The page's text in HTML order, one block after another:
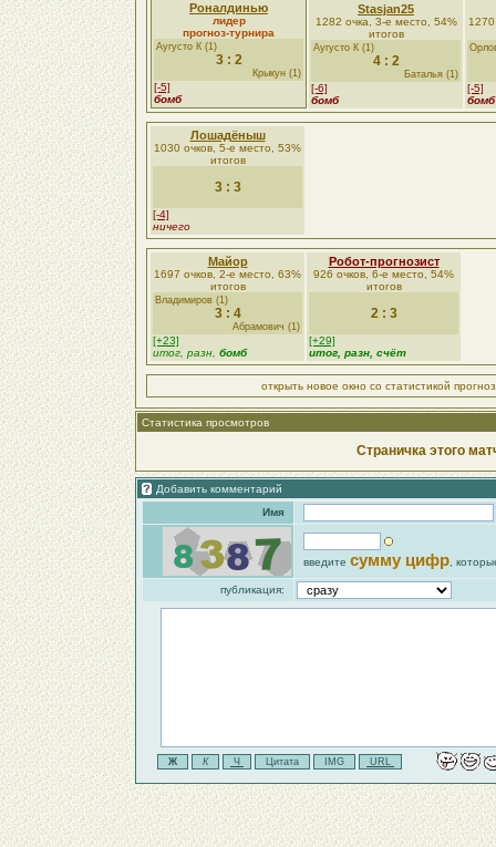
Роналдинью
лидер
прогноз-турнира
Аугусто К (1)
3 : 2
Крыкун (1)
[-5]
бомб
Stasjan25
1282 очка, 3-е место, 54%
итогов
Аугусто К (1)
4 : 2
Баталья (1)
[-6]
бомб
[-5]
бомб
Лошадёныш
1030 очков, 5-е место, 53%
итогов
3 : 3
[-4]
ничего
Майор
1697 очков, 2-е место, 63%
итогов
Владимиров (1)
3 : 4
Абрамович (1)
[+23]
итог, разн, бомб
Робот-прогнозист
926 очков, 6-е место, 54%
итогов
2 : 3
[+29]
итог, разн, счёт
открыть новое окно со статистикой
Статистика просмотров
Страничка этого
Добавить комментарий
Имя
введите сумму цифр ,
публикация: